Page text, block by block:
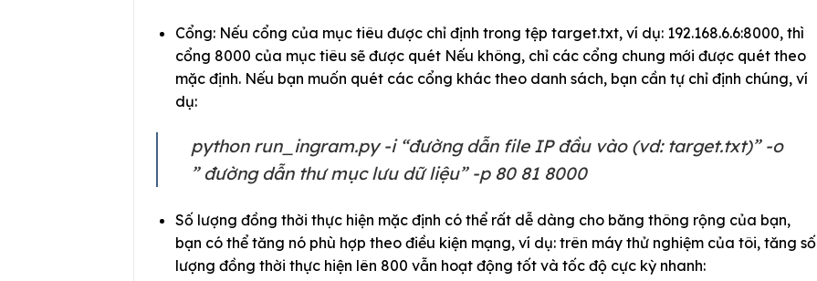
Cổng: Nếu cổng của mục tiêu được chỉ định trong tệp target.txt, ví dụ: 192.168.6.6:8000, thì
cổng 8000 của mục tiêu sẽ được quét Nếu không, chỉ các cổng chung mới được quét theo
mặc định. Nếu bạn muốn quét các cổng khác theo danh sách, bạn cần tự chỉ định chúng, ví
dụ:
python run_ingram.py -i “đường dẫn file IP đầu vào (vd: target.txt)” -o
” đường dẫn thư mục lưu dữ liệu” -p 80 81 8000
Số lượng đồng thời thực hiện mặc định có thể rất dễ dàng cho băng thông rộng của bạn,
bạn có thể tăng nó phù hợp theo điều kiện mạng, ví dụ: trên máy thử nghiệm của tôi, tăng số
lượng đồng thời thực hiện lên 800 vẫn hoạt động tốt và tốc độ cực kỳ nhanh: